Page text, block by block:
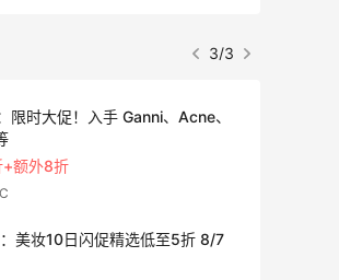
3/3
限时大促！入手 Ganni、Acne、
额外8折
美妆10日闪促精选低至5折 8/7